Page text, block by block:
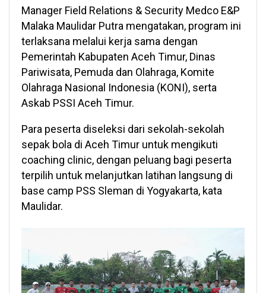
Manager Field Relations & Security Medco E&P
Malaka Maulidar Putra mengatakan, program ini
terlaksana melalui kerja sama dengan
Pemerintah Kabupaten Aceh Timur, Dinas
Pariwisata, Pemuda dan Olahraga, Komite
Olahraga Nasional Indonesia (KONI), serta
Askab PSSI Aceh Timur.
Para peserta diseleksi dari sekolah-sekolah
sepak bola di Aceh Timur untuk mengikuti
coaching clinic, dengan peluang bagi peserta
terpilih untuk melanjutkan latihan langsung di
base camp PSS Sleman di Yogyakarta, kata
Maulidar.